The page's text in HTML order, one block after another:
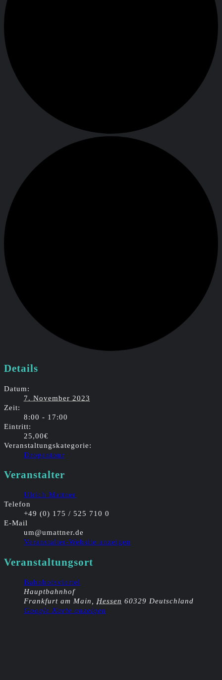
Details
Datum:
7. November 2023
Zeit:
8:00 - 17:00
Eintritt:
25,00€
Veranstaltungskategorie:
Drogentour
Veranstalter
Ulrich Mattner
Telefon
+49 (0) 175 / 525 710 0
E-Mail
um@umattner.de
Veranstalter-Website anzeigen
Veranstaltungsort
Bahnhofsviertel
Hauptbahnhof
Frankfurt am Main, Hessen 60329 Deutschland
Google Karte anzeigen